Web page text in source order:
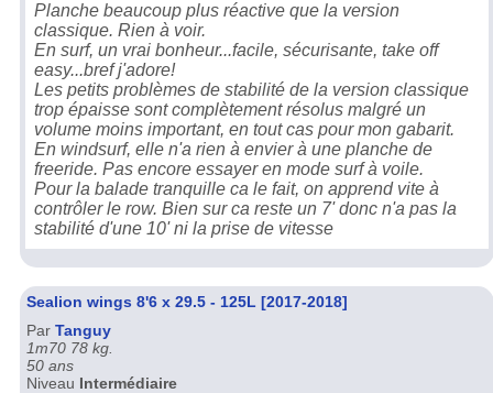
Planche beaucoup plus réactive que la version
classique. Rien à voir.
En surf, un vrai bonheur...facile, sécurisante, take off
easy...bref j'adore!
Les petits problèmes de stabilité de la version classique
trop épaisse sont complètement résolus malgré un
volume moins important, en tout cas pour mon gabarit.
En windsurf, elle n'a rien à envier à une planche de
freeride. Pas encore essayer en mode surf à voile.
Pour la balade tranquille ca le fait, on apprend vite à
contrôler le row. Bien sur ca reste un 7' donc n'a pas la
stabilité d'une 10' ni la prise de vitesse
Sealion wings 8'6 x 29.5 - 125L [2017-2018]
Par Tanguy
1m70 78 kg.
50 ans
Niveau Intermédiaire